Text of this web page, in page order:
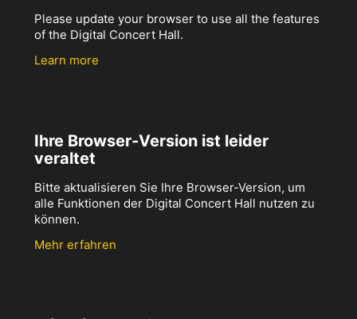
Please update your browser to use all the features
of the Digital Concert Hall.
Learn more
Ihre Browser-Version ist leider
veraltet
Bitte aktualisieren Sie Ihre Browser-Version, um
alle Funktionen der Digital Concert Hall nutzen zu
können.
Mehr erfahren